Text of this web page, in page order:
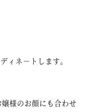
ィネ－トします。
様のお顔にも合わせ